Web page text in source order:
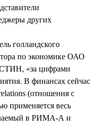
других
голландского
по экономике ОАО
«за цифрами
В финансах сейчас
(отношения с
применяется весь
в РИМА-А и